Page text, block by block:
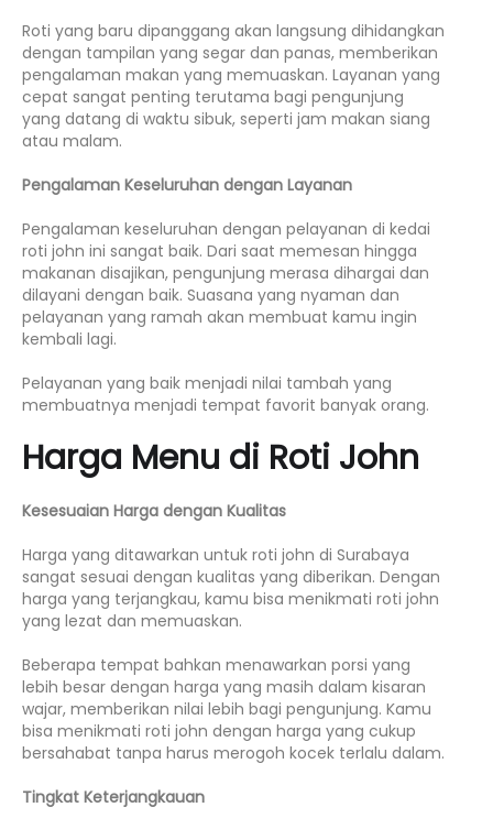
Roti yang baru dipanggang akan langsung dihidangkan
dengan tampilan yang segar dan panas, memberikan
pengalaman makan yang memuaskan. Layanan yang
cepat sangat penting terutama bagi pengunjung
yang datang di waktu sibuk, seperti jam makan siang
atau malam.
Pengalaman Keseluruhan dengan Layanan
Pengalaman keseluruhan dengan pelayanan di kedai
roti john ini sangat baik. Dari saat memesan hingga
makanan disajikan, pengunjung merasa dihargai dan
dilayani dengan baik. Suasana yang nyaman dan
pelayanan yang ramah akan membuat kamu ingin
kembali lagi.
Pelayanan yang baik menjadi nilai tambah yang
membuatnya menjadi tempat favorit banyak orang.
Harga Menu di Roti John
Kesesuaian Harga dengan Kualitas
Harga yang ditawarkan untuk roti john di Surabaya
sangat sesuai dengan kualitas yang diberikan. Dengan
harga yang terjangkau, kamu bisa menikmati roti john
yang lezat dan memuaskan.
Beberapa tempat bahkan menawarkan porsi yang
lebih besar dengan harga yang masih dalam kisaran
wajar, memberikan nilai lebih bagi pengunjung. Kamu
bisa menikmati roti john dengan harga yang cukup
bersahabat tanpa harus merogoh kocek terlalu dalam.
Tingkat Keterjangkauan